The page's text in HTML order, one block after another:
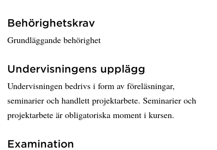
Behörighetskrav
Grundläggande behörighet
Undervisningens upplägg
Undervisningen bedrivs i form av föreläsningar,
seminarier och handlett projektarbete. Seminarier och
projektarbete är obligatoriska moment i kursen.
Examination